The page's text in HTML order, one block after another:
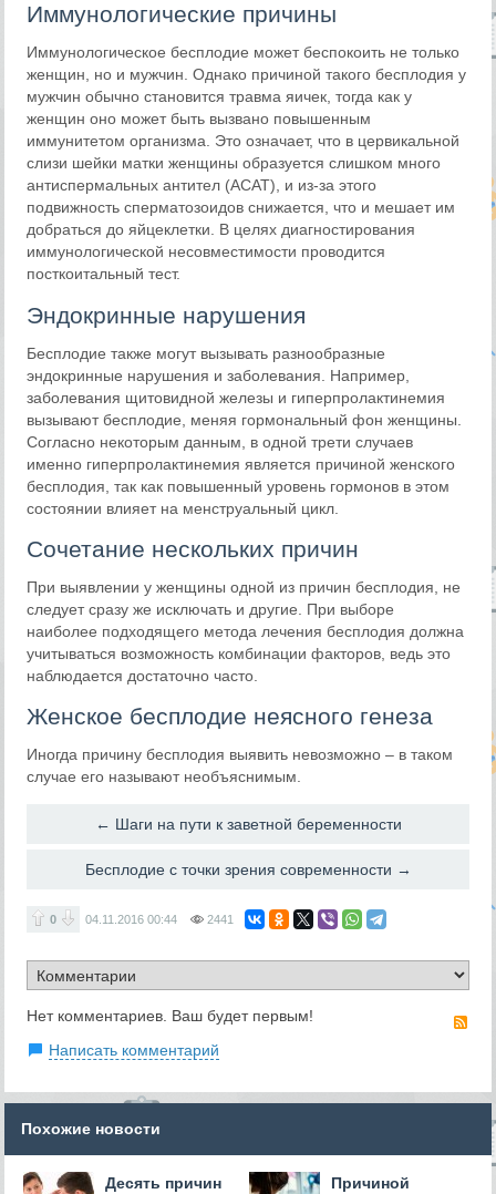
Иммунологические причины
Иммунологическое бесплодие может беспокоить не только
женщин, но и мужчин. Однако причиной такого бесплодия у
мужчин обычно становится травма яичек, тогда как у
женщин оно может быть вызвано повышенным
иммунитетом организма. Это означает, что в цервикальной
слизи шейки матки женщины образуется слишком много
антиспермальных антител (АСАТ), и из-за этого
подвижность сперматозоидов снижается, что и мешает им
добраться до яйцеклетки. В целях диагностирования
иммунологической несовместимости проводится
посткоитальный тест.
Эндокринные нарушения
Бесплодие также могут вызывать разнообразные
эндокринные нарушения и заболевания. Например,
заболевания щитовидной железы и гиперпролактинемия
вызывают бесплодие, меняя гормональный фон женщины.
Согласно некоторым данным, в одной трети случаев
именно гиперпролактинемия является причиной женского
бесплодия, так как повышенный уровень гормонов в этом
состоянии влияет на менструальный цикл.
Сочетание нескольких причин
При выявлении у женщины одной из причин бесплодия, не
следует сразу же исключать и другие. При выборе
наиболее подходящего метода лечения бесплодия должна
учитываться возможность комбинации факторов, ведь это
наблюдается достаточно часто.
Женское бесплодие неясного генеза
Иногда причину бесплодия выявить невозможно – в таком
случае его называют необъяснимым.
← Шаги на пути к заветной беременности
Бесплодие с точки зрения современности →
0 04.11.2016 00:44 2441
Нет комментариев. Ваш будет первым!
Написать комментарий
Похожие новости
Десять причин Причиной